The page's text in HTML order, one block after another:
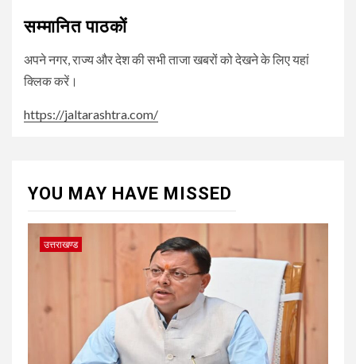
सम्मानित पाठकों
अपने नगर, राज्य और देश की सभी ताजा खबरों को देखने के लिए यहां
क्लिक करें।
https://jaltarashtra.com/
YOU MAY HAVE MISSED
उत्तराखण्ड